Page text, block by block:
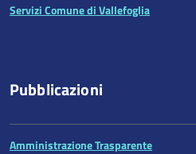
Servizi Comune di Vallefoglia
Pubblicazioni
Amministrazione Trasparente